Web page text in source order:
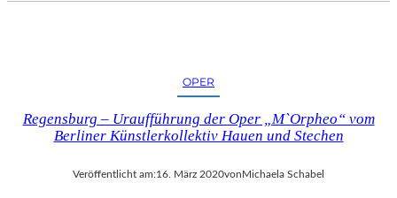
OPER
Regensburg – Uraufführung der Oper „M`Orpheo“ vom
Berliner Künstlerkollektiv Hauen und Stechen
Veröffentlicht am:16. März 2020vonMichaela Schabel